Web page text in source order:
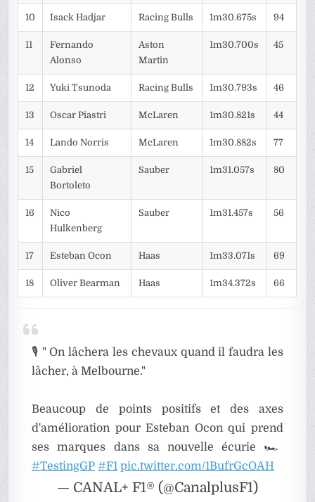
10 Isack Hadjar Racing Bulls 1m30.675s 94
11
Fernando
Alonso
Aston
Martin
1m30.700s 45
12 Yuki Tsunoda Racing Bulls 1m30.793s 46
13 Oscar Piastri McLaren 1m30.821s 44
14 Lando Norris McLaren 1m30.882s 77
15
Gabriel
Bortoleto
Sauber 1m31.057s 80
16
Nico
Hulkenberg
Sauber 1m31.457s 56
17 Esteban Ocon Haas 1m33.071s 69
18 Oliver Bearman Haas 1m34.372s 66
🎙️ " On lâchera les chevaux quand il faudra les
lâcher, à Melbourne."
Beaucoup de points positifs et des axes
d'amélioration pour Esteban Ocon qui prend
ses marques dans sa nouvelle écurie 🏎️
#TestingGP #F1 pic.twitter.com/1BufrGcOAH
— CANAL+ F1® (@CanalplusF1)